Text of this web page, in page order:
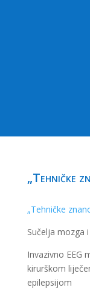
„Tehničke
„Tehničke
Sučelja mozga
Invazivno EEG
kirurškom
epilepsijom